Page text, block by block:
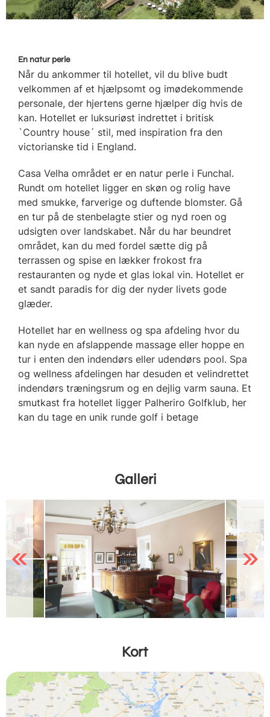
En natur perle
Når du ankommer til hotellet, vil du blive budt
velkommen af et hjælpsomt og imødekommende
personale, der hjertens gerne hjælper dig hvis de
kan. Hotellet er luksuriøst indrettet i britisk
`Country house´ stil, med inspiration fra den
victorianske tid i England.
Casa Velha området er en natur perle i Funchal.
Rundt om hotellet ligger en skøn og rolig have
med smukke, farverige og duftende blomster. Gå
en tur på de stenbelagte stier og nyd roen og
udsigten over landskabet. Når du har beundret
området, kan du med fordel sætte dig på
terrassen og spise en lækker frokost fra
restauranten og nyde et glas lokal vin. Hotellet er
et sandt paradis for dig der nyder livets gode
glæder.
Hotellet har en wellness og spa afdeling hvor du
kan nyde en afslappende massage eller hoppe en
tur i enten den indendørs eller udendørs pool. Spa
og wellness afdelingen har desuden et velindrettet
indendørs træningsrum og en dejlig varm sauna. Et
smutkast fra hotellet ligger Palheriro Golfklub, her
kan du tage en unik runde golf i betage
Galleri
Previous Next
Kort